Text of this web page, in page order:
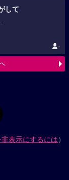
して
-
非表示にするには）